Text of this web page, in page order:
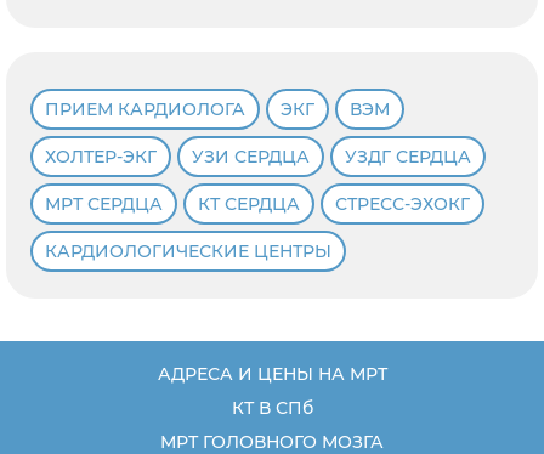
ПРИЕМ КАРДИОЛОГА ЭКГ ВЭМ
ХОЛТЕР-ЭКГ УЗИ СЕРДЦА УЗДГ СЕРДЦА
МРТ СЕРДЦА КТ СЕРДЦА СТРЕСС-ЭХОКГ
КАРДИОЛОГИЧЕСКИЕ ЦЕНТРЫ
АДРЕСА И ЦЕНЫ НА МРТ
КТ В СПб
МРТ ГОЛОВНОГО МОЗГА